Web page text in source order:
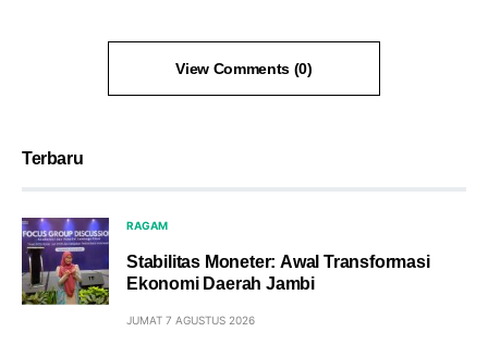
View Comments (0)
Terbaru
RAGAM
Stabilitas Moneter: Awal Transformasi
Ekonomi Daerah Jambi
JUMAT 7 AGUSTUS 2026